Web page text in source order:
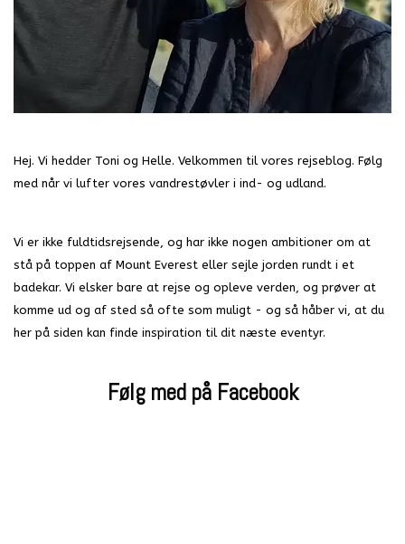
Hej. Vi hedder Toni og Helle. Velkommen til vores rejseblog. Følg
med når vi lufter vores vandrestøvler i ind- og udland.
Vi er ikke fuldtidsrejsende, og har ikke nogen ambitioner om at
stå på toppen af Mount Everest eller sejle jorden rundt i et
badekar. Vi elsker bare at rejse og opleve verden, og prøver at
komme ud og af sted så ofte som muligt - og så håber vi, at du
her på siden kan finde inspiration til dit næste eventyr.
Følg med på Facebook